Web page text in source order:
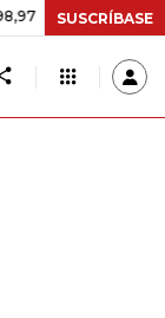
+$ 8.753,81 +2,19%
SUSCRÍBASE